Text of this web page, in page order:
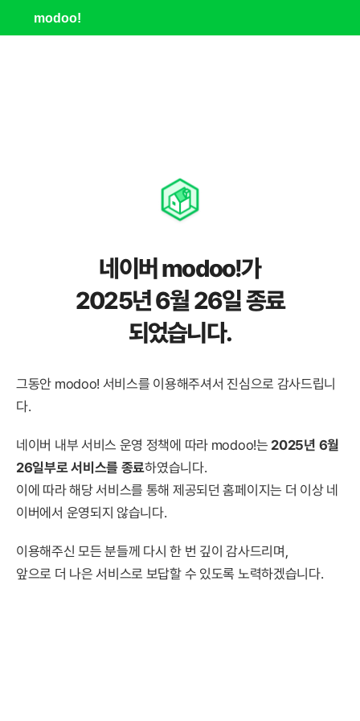
modoo!
네이버 modoo!가
2025년 6월 26일 종료
되었습니다.
그동안 modoo! 서비스를 이용해주셔서 진심으로 감사드립니
다.
네이버 내부 서비스 운영 정책에 따라 modoo!는 2025년 6월
26일부로 서비스를 종료하였습니다.
이에 따라 해당 서비스를 통해 제공되던 홈페이지는 더 이상 네
이버에서 운영되지 않습니다.
이용해주신 모든 분들께 다시 한 번 깊이 감사드리며,
앞으로 더 나은 서비스로 보답할 수 있도록 노력하겠습니다.